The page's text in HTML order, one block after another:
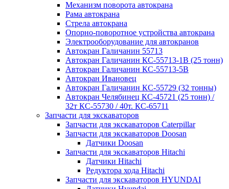
Механизм поворота автокрана
Рама автокрана
Стрела автокрана
Опорно-поворотное устройства автокрана
Электрооборудование для автокранов
Автокран Галичанин 55713
Автокран Галичанин КС-55713-1В (25 тонн)
Автокран Галичанин КС-55713-5В
Автокран Ивановец
Автокран Галичанин КС-55729 (32 тонны)
Автокран Челябинец КС-45721 (25 тонн) /
32т КС-55730 / 40т. КС-65711
Запчасти для экскаваторов
Запчасти для экскаваторов Caterpillar
Запчасти для экскаваторов Doosan
Датчики Doosan
Запчасти для экскаваторов Hitachi
Датчики Hitachi
Редуктора хода Hitachi
Запчасти для экскаваторов HYUNDAI